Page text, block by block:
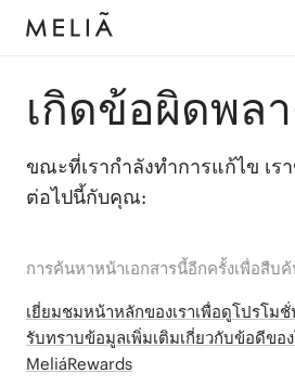
เกิดข้อผิดพล
ขณะที่เรากำลังทำการแก้ไข เร
ต่อไปนี้กับคุณ:
การค้นหาหน้าเอกสารนี้อีกครั้งเพื่อสืบ
เยี่ยมชมหน้าหลักของเราเพื่อดูโปรโมชั่
รับทราบข้อมูลเพิ่มเติมเกี่ยวกับข้อดีขอ
MeliáRewards